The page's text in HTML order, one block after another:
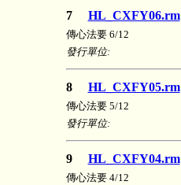
7 HL_CXFY06.rm
傳心法要 6/12
發行單位:
8 HL_CXFY05.rm
傳心法要 5/12
發行單位:
9 HL_CXFY04.rm
傳心法要 4/12